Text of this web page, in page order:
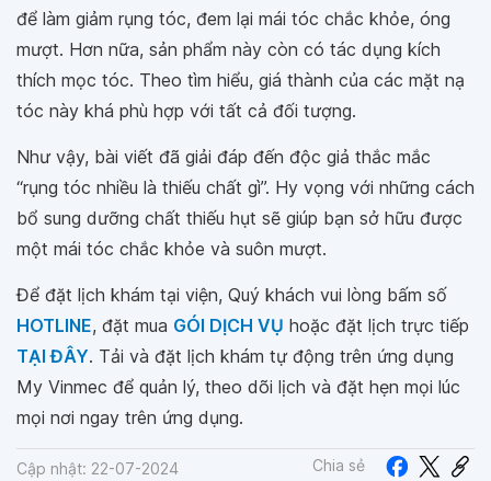
để làm giảm rụng tóc, đem lại mái tóc chắc khỏe, óng
mượt. Hơn nữa, sản phẩm này còn có tác dụng kích
thích mọc tóc. Theo tìm hiểu, giá thành của các mặt nạ
tóc này khá phù hợp với tất cả đối tượng.
Như vậy, bài viết đã giải đáp đến độc giả thắc mắc
“rụng tóc nhiều là thiếu chất gì”. Hy vọng với những cách
bổ sung dưỡng chất thiếu hụt sẽ giúp bạn sở hữu được
một mái tóc chắc khỏe và suôn mượt.
Để đặt lịch khám tại viện, Quý khách vui lòng bấm số
HOTLINE, đặt mua GÓI DỊCH VỤ hoặc đặt lịch trực tiếp
TẠI ĐÂY. Tải và đặt lịch khám tự động trên ứng dụng
My Vinmec để quản lý, theo dõi lịch và đặt hẹn mọi lúc
mọi nơi ngay trên ứng dụng.
Cập nhật: 22-07-2024 Chia sẻ